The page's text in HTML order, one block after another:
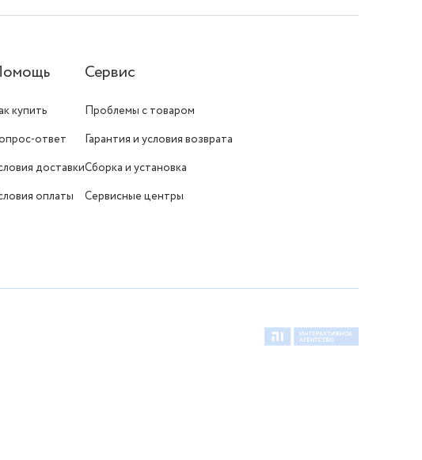
купить
ответ
доставки
оплаты
Сервис
Проблемы с товаром
Гарантия и условия возврата
Сборка и установка
Сервисные центры